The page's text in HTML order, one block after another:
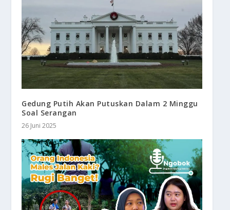
Gedung Putih Akan Putuskan Dalam 2 Minggu
Soal Serangan
26 Juni 2025